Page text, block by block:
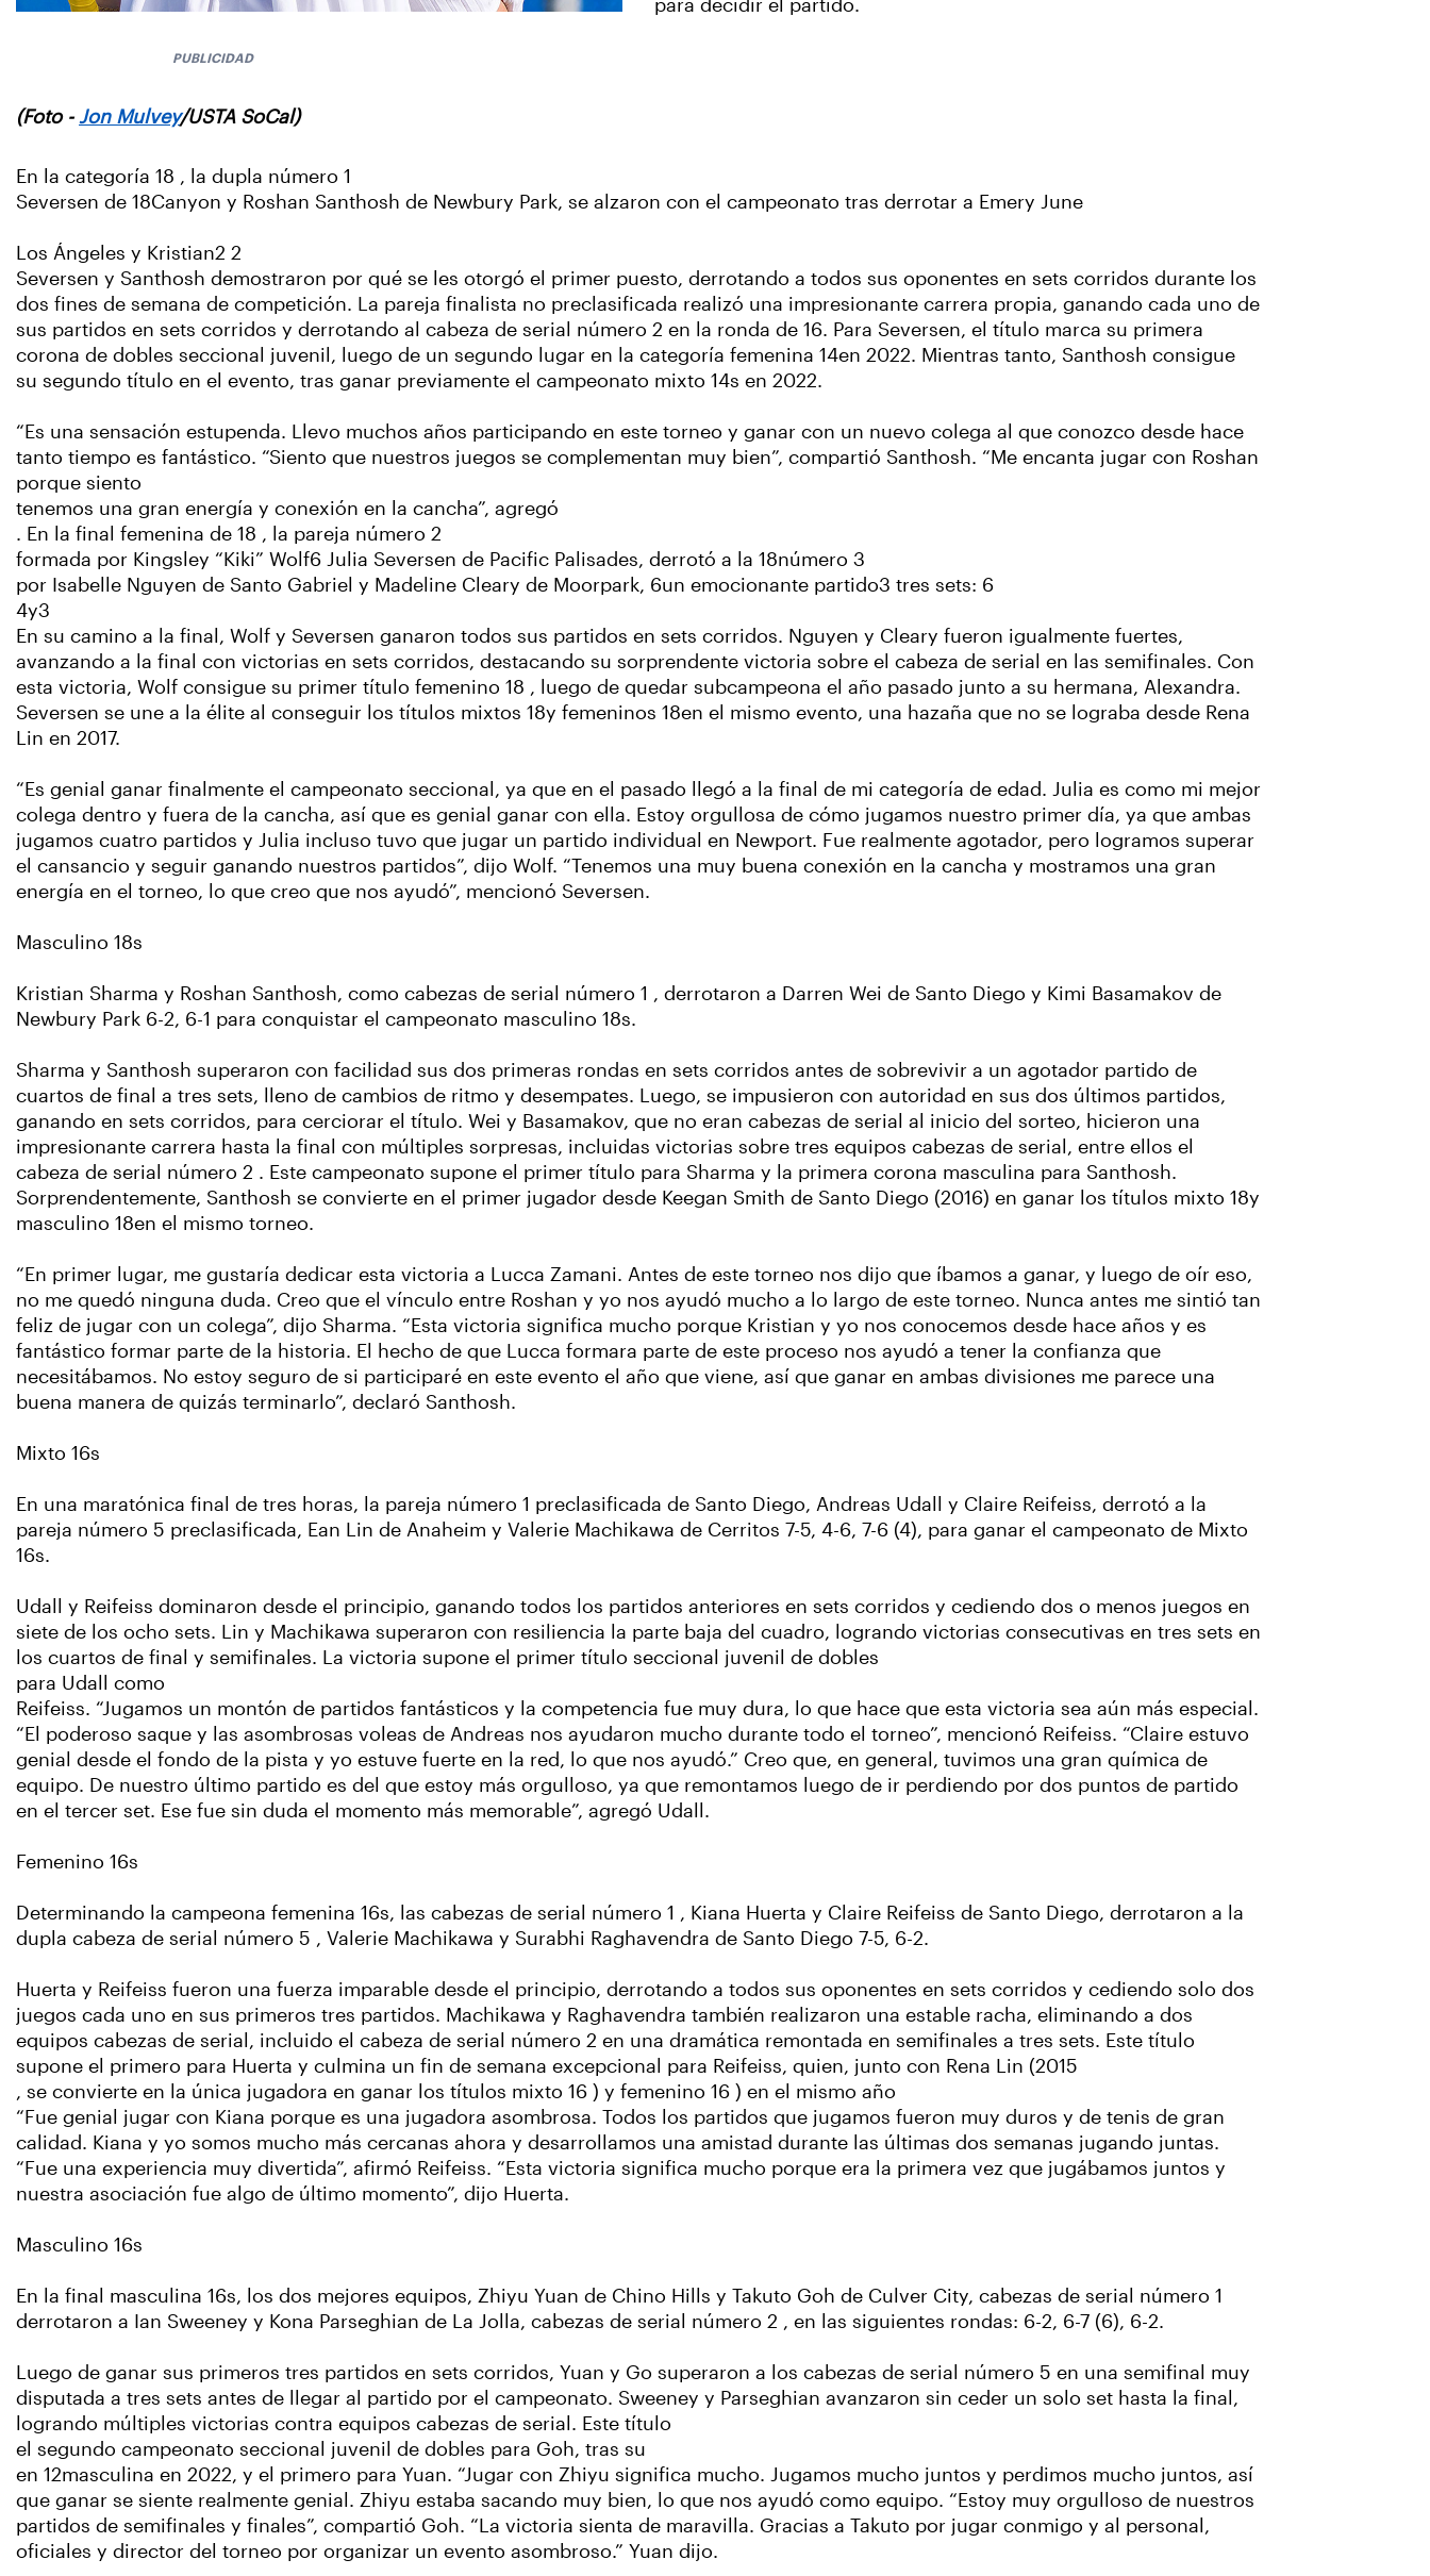
para decidir el partido.
PUBLICIDAD
(Foto - Jon Mulvey/USTA SoCal)
En la categoría 18 , la dupla número 1
Seversen de 18Canyon y Roshan Santhosh de Newbury Park, se alzaron con el campeonato tras derrotar a Emery June
Los Ángeles y Kristian2 2
Seversen y Santhosh demostraron por qué se les otorgó el primer puesto, derrotando a todos sus oponentes en sets corridos durante los
dos fines de semana de competición. La pareja finalista no preclasificada realizó una impresionante carrera propia, ganando cada uno de
sus partidos en sets corridos y derrotando al cabeza de serial número 2 en la ronda de 16. Para Seversen, el título marca su primera
corona de dobles seccional juvenil, luego de un segundo lugar en la categoría femenina 14en 2022. Mientras tanto, Santhosh consigue
su segundo título en el evento, tras ganar previamente el campeonato mixto 14s en 2022.
“Es una sensación estupenda. Llevo muchos años participando en este torneo y ganar con un nuevo colega al que conozco desde hace
tanto tiempo es fantástico. “Siento que nuestros juegos se complementan muy bien”, compartió Santhosh. “Me encanta jugar con Roshan
porque siento
tenemos una gran energía y conexión en la cancha”, agregó
. En la final femenina de 18 , la pareja número 2
formada por Kingsley “Kiki” Wolf6 Julia Seversen de Pacific Palisades, derrotó a la 18número 3
por Isabelle Nguyen de Santo Gabriel y Madeline Cleary de Moorpark, 6un emocionante partido3 tres sets: 6
4y3
En su camino a la final, Wolf y Seversen ganaron todos sus partidos en sets corridos. Nguyen y Cleary fueron igualmente fuertes,
avanzando a la final con victorias en sets corridos, destacando su sorprendente victoria sobre el cabeza de serial en las semifinales. Con
esta victoria, Wolf consigue su primer título femenino 18 , luego de quedar subcampeona el año pasado junto a su hermana, Alexandra.
Seversen se une a la élite al conseguir los títulos mixtos 18y femeninos 18en el mismo evento, una hazaña que no se lograba desde Rena
Lin en 2017.
“Es genial ganar finalmente el campeonato seccional, ya que en el pasado llegó a la final de mi categoría de edad. Julia es como mi mejor
colega dentro y fuera de la cancha, así que es genial ganar con ella. Estoy orgullosa de cómo jugamos nuestro primer día, ya que ambas
jugamos cuatro partidos y Julia incluso tuvo que jugar un partido individual en Newport. Fue realmente agotador, pero logramos superar
el cansancio y seguir ganando nuestros partidos”, dijo Wolf. “Tenemos una muy buena conexión en la cancha y mostramos una gran
energía en el torneo, lo que creo que nos ayudó”, mencionó Seversen.
Masculino 18s
Kristian Sharma y Roshan Santhosh, como cabezas de serial número 1 , derrotaron a Darren Wei de Santo Diego y Kimi Basamakov de
Newbury Park 6-2, 6-1 para conquistar el campeonato masculino 18s.
Sharma y Santhosh superaron con facilidad sus dos primeras rondas en sets corridos antes de sobrevivir a un agotador partido de
cuartos de final a tres sets, lleno de cambios de ritmo y desempates. Luego, se impusieron con autoridad en sus dos últimos partidos,
ganando en sets corridos, para cerciorar el título. Wei y Basamakov, que no eran cabezas de serial al inicio del sorteo, hicieron una
impresionante carrera hasta la final con múltiples sorpresas, incluidas victorias sobre tres equipos cabezas de serial, entre ellos el
cabeza de serial número 2 . Este campeonato supone el primer título para Sharma y la primera corona masculina para Santhosh.
Sorprendentemente, Santhosh se convierte en el primer jugador desde Keegan Smith de Santo Diego (2016) en ganar los títulos mixto 18y
masculino 18en el mismo torneo.
“En primer lugar, me gustaría dedicar esta victoria a Lucca Zamani. Antes de este torneo nos dijo que íbamos a ganar, y luego de oír eso,
no me quedó ninguna duda. Creo que el vínculo entre Roshan y yo nos ayudó mucho a lo largo de este torneo. Nunca antes me sintió tan
feliz de jugar con un colega”, dijo Sharma. “Esta victoria significa mucho porque Kristian y yo nos conocemos desde hace años y es
fantástico formar parte de la historia. El hecho de que Lucca formara parte de este proceso nos ayudó a tener la confianza que
necesitábamos. No estoy seguro de si participaré en este evento el año que viene, así que ganar en ambas divisiones me parece una
buena manera de quizás terminarlo”, declaró Santhosh.
Mixto 16s
En una maratónica final de tres horas, la pareja número 1 preclasificada de Santo Diego, Andreas Udall y Claire Reifeiss, derrotó a la
pareja número 5 preclasificada, Ean Lin de Anaheim y Valerie Machikawa de Cerritos 7-5, 4-6, 7-6 (4), para ganar el campeonato de Mixto
16s.
Udall y Reifeiss dominaron desde el principio, ganando todos los partidos anteriores en sets corridos y cediendo dos o menos juegos en
siete de los ocho sets. Lin y Machikawa superaron con resiliencia la parte baja del cuadro, logrando victorias consecutivas en tres sets en
los cuartos de final y semifinales. La victoria supone el primer título seccional juvenil de dobles
para Udall como
Reifeiss. “Jugamos un montón de partidos fantásticos y la competencia fue muy dura, lo que hace que esta victoria sea aún más especial.
“El poderoso saque y las asombrosas voleas de Andreas nos ayudaron mucho durante todo el torneo”, mencionó Reifeiss. “Claire estuvo
genial desde el fondo de la pista y yo estuve fuerte en la red, lo que nos ayudó.” Creo que, en general, tuvimos una gran química de
equipo. De nuestro último partido es del que estoy más orgulloso, ya que remontamos luego de ir perdiendo por dos puntos de partido
en el tercer set. Ese fue sin duda el momento más memorable”, agregó Udall.
Femenino 16s
Determinando la campeona femenina 16s, las cabezas de serial número 1 , Kiana Huerta y Claire Reifeiss de Santo Diego, derrotaron a la
dupla cabeza de serial número 5 , Valerie Machikawa y Surabhi Raghavendra de Santo Diego 7-5, 6-2.
Huerta y Reifeiss fueron una fuerza imparable desde el principio, derrotando a todos sus oponentes en sets corridos y cediendo solo dos
juegos cada uno en sus primeros tres partidos. Machikawa y Raghavendra también realizaron una estable racha, eliminando a dos
equipos cabezas de serial, incluido el cabeza de serial número 2 en una dramática remontada en semifinales a tres sets. Este título
supone el primero para Huerta y culmina un fin de semana excepcional para Reifeiss, quien, junto con Rena Lin (2015
, se convierte en la única jugadora en ganar los títulos mixto 16 ) y femenino 16 ) en el mismo año
“Fue genial jugar con Kiana porque es una jugadora asombrosa. Todos los partidos que jugamos fueron muy duros y de tenis de gran
calidad. Kiana y yo somos mucho más cercanas ahora y desarrollamos una amistad durante las últimas dos semanas jugando juntas.
“Fue una experiencia muy divertida”, afirmó Reifeiss. “Esta victoria significa mucho porque era la primera vez que jugábamos juntos y
nuestra asociación fue algo de último momento”, dijo Huerta.
Masculino 16s
En la final masculina 16s, los dos mejores equipos, Zhiyu Yuan de Chino Hills y Takuto Goh de Culver City, cabezas de serial número 1
derrotaron a Ian Sweeney y Kona Parseghian de La Jolla, cabezas de serial número 2 , en las siguientes rondas: 6-2, 6-7 (6), 6-2.
Luego de ganar sus primeros tres partidos en sets corridos, Yuan y Go superaron a los cabezas de serial número 5 en una semifinal muy
disputada a tres sets antes de llegar al partido por el campeonato. Sweeney y Parseghian avanzaron sin ceder un solo set hasta la final,
logrando múltiples victorias contra equipos cabezas de serial. Este título
el segundo campeonato seccional juvenil de dobles para Goh, tras su
en 12masculina en 2022, y el primero para Yuan. “Jugar con Zhiyu significa mucho. Jugamos mucho juntos y perdimos mucho juntos, así
que ganar se siente realmente genial. Zhiyu estaba sacando muy bien, lo que nos ayudó como equipo. “Estoy muy orgulloso de nuestros
partidos de semifinales y finales”, compartió Goh. “La victoria sienta de maravilla. Gracias a Takuto por jugar conmigo y al personal,
oficiales y director del torneo por organizar un evento asombroso.” Yuan dijo.